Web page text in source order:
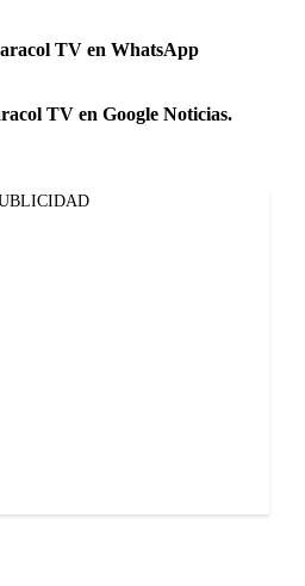
TV en WhatsApp
TV en Google Noticias.